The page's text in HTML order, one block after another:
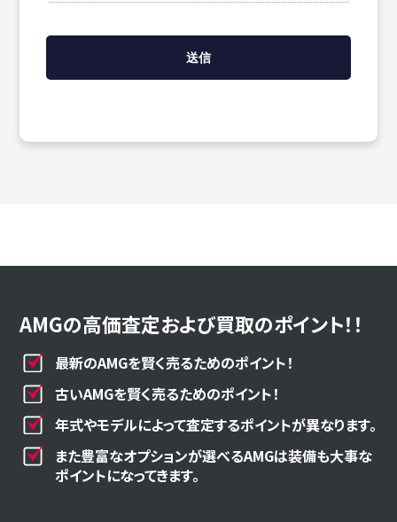
AMGの高価査定および買取のポイント！！
最新のAMGを賢く売るためのポイント！
古いAMGを賢く売るためのポイント！
年式やモデルによって査定するポイントが異なります。
また豊富なオプションが選べるAMGは装備も大事な
ポイントになってきます。